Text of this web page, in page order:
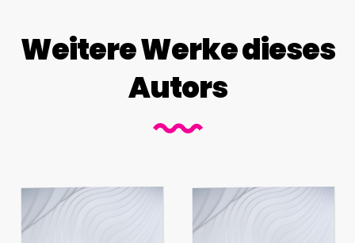
Weitere Werke dieses
Autors